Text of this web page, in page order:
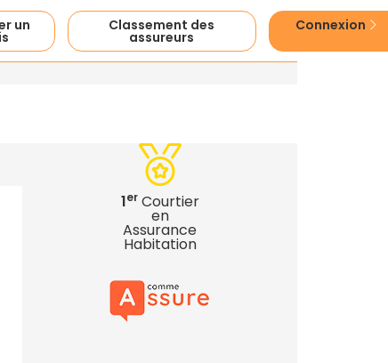
un Classement des
assureurs
Connexion
1er Courtier
en
Assurance
Habitation